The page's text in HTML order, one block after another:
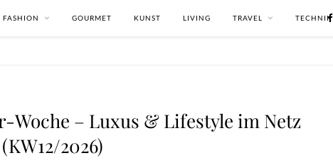
FASHION GOURMET KUNST LIVING TRAVEL TECHNIK
Woche – Luxus & Lifestyle im Netz
(KW12/2026)